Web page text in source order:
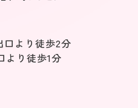
口より徒歩2分
より徒歩1分